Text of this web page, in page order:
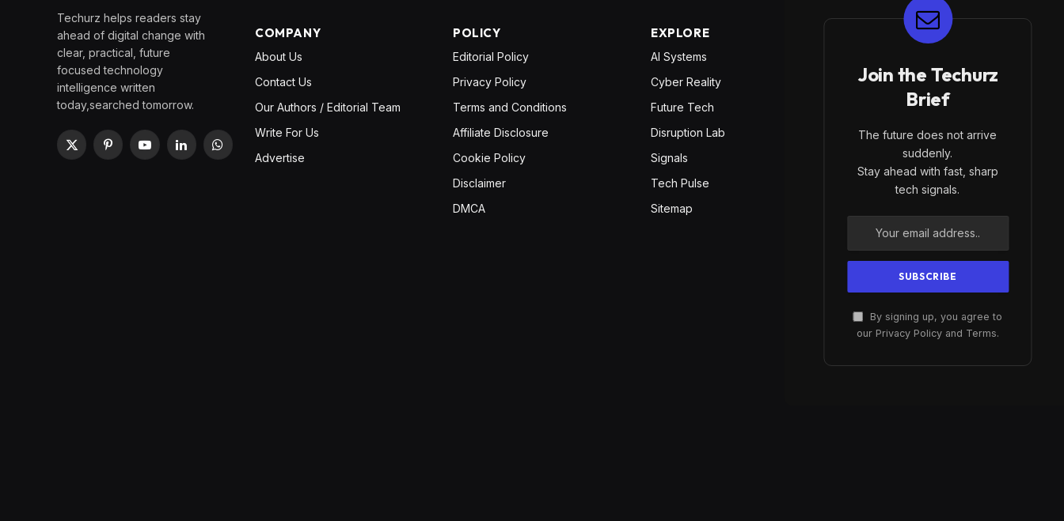
Techurz helps readers stay
ahead of digital change with
clear, practical, future
focused technology
intelligence written
today,searched tomorrow.
X
PinterestYouTubeLinkedInWhatsApp
COMPANY
About Us
Contact Us
Our Authors / Editorial Team
Write For Us
Advertise
POLICY
Editorial Policy
Privacy Policy
Terms and Conditions
Affiliate Disclosure
Cookie Policy
Disclaimer
DMCA
EXPLORE
AI Systems
Cyber Reality
Future Tech
Disruption Lab
Signals
Tech Pulse
Sitemap
Join the Techurz
Brief
The future does not arrive
suddenly.
Stay ahead with fast, sharp
tech signals.
By signing up, you agree to
our Privacy Policy and Terms.